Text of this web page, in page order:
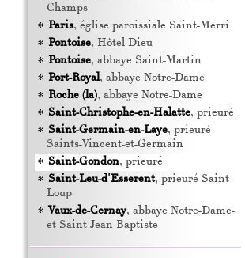
Champs
Paris, église paroissiale Saint-Merri
Pontoise, Hôtel-Dieu
Pontoise, abbaye Saint-Martin
Port-Royal, abbaye Notre-Dame
Roche (la), abbaye Notre-Dame
Saint-Christophe-en-Halatte, prieuré
Saint-Germain-en-Laye, prieuré
Saints-Vincent-et-Germain
Saint-Gondon, prieuré
Saint-Leu-d'Esserent, prieuré Saint-
Loup
Vaux-de-Cernay, abbaye Notre-Dame-
et-Saint-Jean-Baptiste